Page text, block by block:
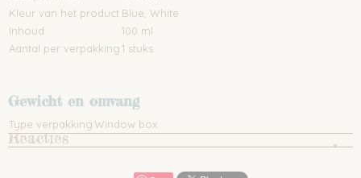
Kleur van het product Blue, White
Inhoud
100 ml
Aantal per verpakking1 stuks
Gewicht en omvang
Type verpakkingWindow box
Reacties